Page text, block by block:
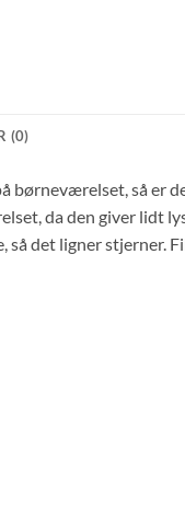
(0)
børneværelset, så er
da den giver lidt
så det ligner stjerner.